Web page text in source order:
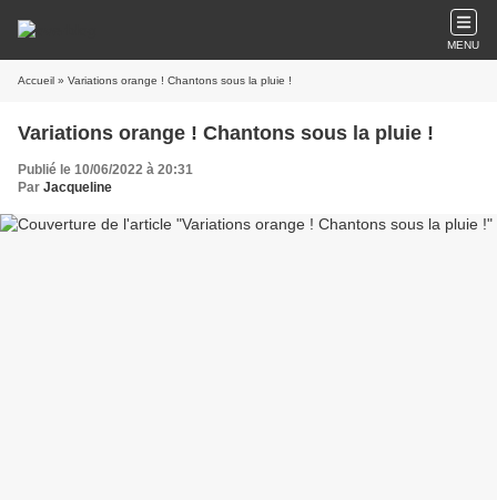
MENU
Accueil » Variations orange ! Chantons sous la pluie !
Variations orange ! Chantons sous la pluie !
Publié le 10/06/2022 à 20:31
Par Jacqueline